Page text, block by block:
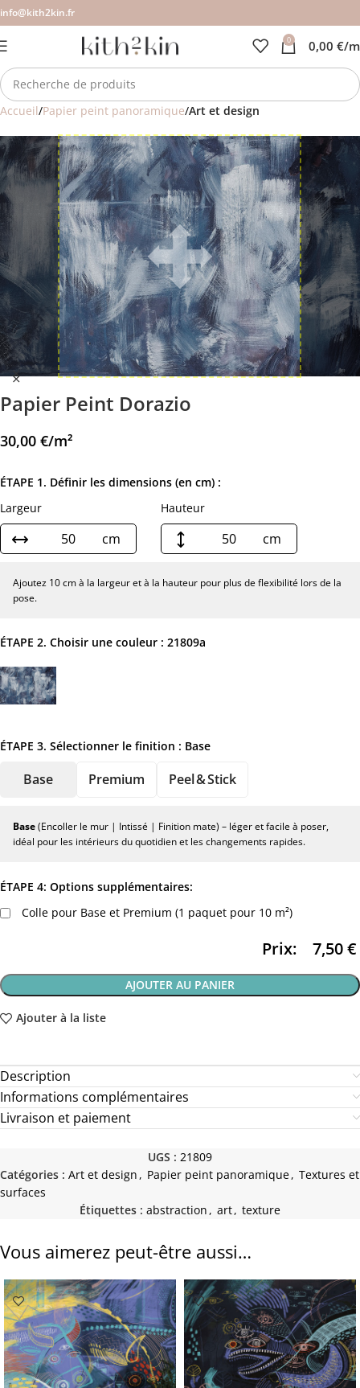
info@kith2kin.fr
0 0,00 €/
Accueil Papier peint panoramique Art et design
Papier Peint Dorazio
30,00 €/m²
ÉTAPE 1. Définir les dimensions (en cm) :
Largeur
cm
Hauteur
cm
Ajoutez 10 cm à la largeur et à la hauteur pour plus de flexibilité lors de la
pose.
ÉTAPE 2. Choisir une couleur : 21809a
ÉTAPE 3. Sélectionner le finition : Base
Base Premium Peel & Stick
Base(Encoller le mur | Intissé | Finition mate) – léger et facile à poser,
idéal pour les intérieurs du quotidien et les changements rapides.
ÉTAPE 4: Options supplémentaires:
Colle pour Base et Premium (1 paquet pour 10 m²)
Prix: 7,50€
AJOUTER AU PANIER
Ajouter à la liste
Description
Informations complémentaires
Livraison et paiement
UGS : 21809
Catégories : Art et design , Papier peint panoramique, Textures et
surfaces
Étiquettes : abstraction , art, texture
Vous aimerez peut-être aussi…